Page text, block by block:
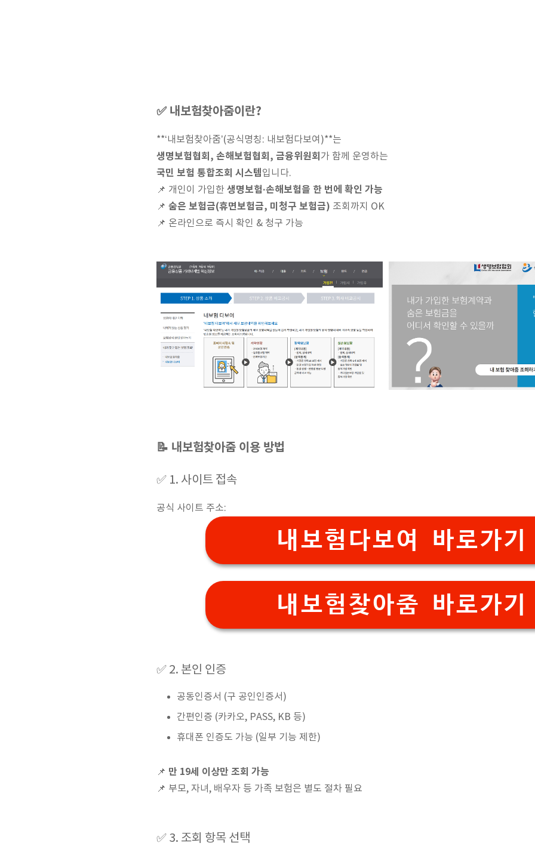
✅ 내보험찾아줌이란?
**‘내보험찾아줌’(공식명칭: 내보험다보여)**는
생명보험협회, 손해보험협회, 금융위원회 가 함께 운영하는
국민 보험 통합조회 시스템입니다.
📌 개인이 가입한 생명보험·손해보험을 한 번에 확인 가능
📌 숨은 보험금(휴면보험금, 미청구 보험금) 조회까지 OK
📌 온라인으로 즉시 확인 & 청구 가능
📝 내보험찾아줌 이용 방법
✅ 1. 사이트 접속
공식 사이트 주소:
내보험다보여 바로가기
내보험찾아줌 바로가기
✅ 2. 본인 인증
공동인증서 (구 공인인증서)
간편인증 (카카오, PASS, KB 등)
휴대폰 인증도 가능 (일부 기능 제한)
📌 만 19세 이상만 조회 가능
📌 부모, 자녀, 배우자 등 가족 보험은 별도 절차 필요
✅ 3. 조회 항목 선택